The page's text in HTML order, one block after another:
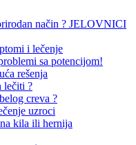
način ? JELOVNICI
i lečenje
sa potencijom!
rešenja
lečiti ?
creva ?
uzroci
kila ili hernija